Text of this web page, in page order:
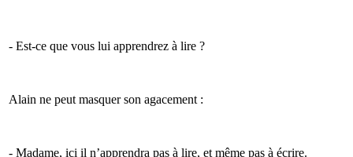
- Est-ce que vous lui apprendrez à lire ?
Alain ne peut masquer son agacement :
- Madame, ici il n’apprendra pas à lire, et même pas à écrire.